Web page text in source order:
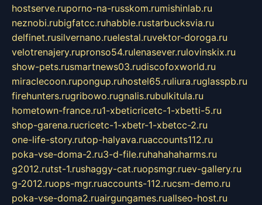
hostserve.ruporno-na-russkom.rumishinlab.ru
neznobi.rubigfatcc.ruhabble.rustarbucksvia.ru
delfinet.rusilvernano.ruelestal.ruvektor-doroga.ru
velotrenajery.rupronso54.rulenasever.rulovinskix.ru
show-pets.rusmartnews03.rudiscofoxworld.ru
miraclecoon.rupongup.ruhostel65.ruliura.ruglasspb.ru
firehunters.rugribowo.rugnalis.rubulkitula.ru
hometown-france.ru1-xbeticricetc-1-xbetti-5.ru
shop-garena.rucricetc-1-xbetr-1-xbetcc-2.ru
one-life-story.rutop-halyava.ruaccounts112.ru
poka-vse-doma-2.ru3-d-file.ruhahahaharms.ru
g2012.rutst-1.rushaggy-cat.ruopsmgr.ruev-gallery.ru
g-2012.ruops-mgr.ruaccounts-112.rucsm-demo.ru
poka-vse-doma2.ruairgungames.ruallseo-host.ru